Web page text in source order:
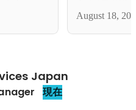
August 18,
Japan
現在